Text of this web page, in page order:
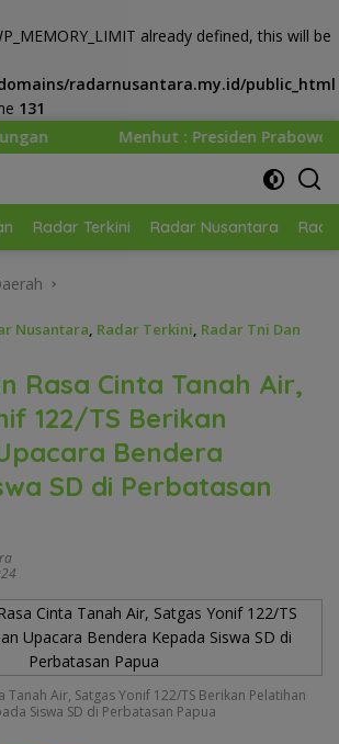
already defined, this will be
radarnusantara.my.id/public_html
131
Prabowo Minta Kemenhut Bangun
Radar Terkini Radar Nusantara
Nusantara, Radar Terkini, Radar Tni Dan
Rasa Cinta Tanah Air,
122/TS Berikan
Bendera
SD di Perbatasan
Tanah Air, Satgas Yonif 122/TS Berikan Pelatihan
Siswa SD di Perbatasan Papua